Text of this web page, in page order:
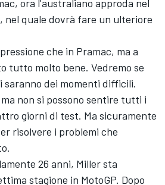
ora l'australiano approda nel
nel quale dovrà fare un ulteriore
che in Pramac, ma a
tutto molto bene. Vedremo se
saranno dei momenti difficili.
non si possono sentire tutti i
giorni di test. Ma sicuramente
risolvere i problemi che
26 anni, Miller sta
stagione in MotoGP. Dopo